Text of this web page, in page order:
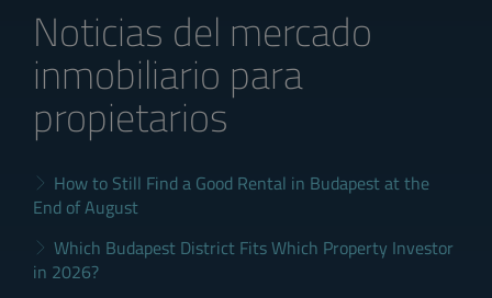
Noticias del mercado
inmobiliario para
propietarios
How to Still Find a Good Rental in Budapest at the
End of August
Which Budapest District Fits Which Property Investor
in 2026?